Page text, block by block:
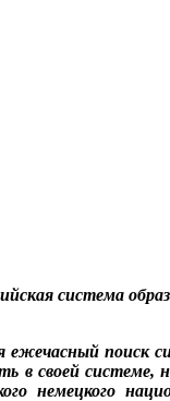
система
поиск
в своей